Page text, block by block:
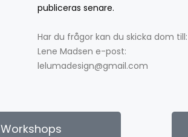
publiceras senare.
Har du frågor kan du skicka dom till:
Lene Madsen e-post:
lelumadesign@gmail.com
Workshops